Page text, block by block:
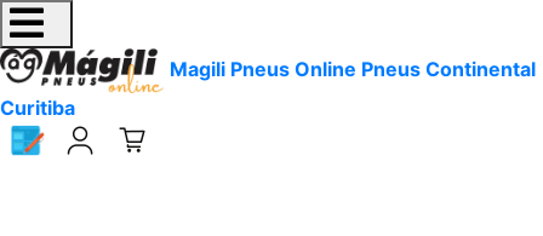
Magili Pneus Online Pneus Continental
Curitiba